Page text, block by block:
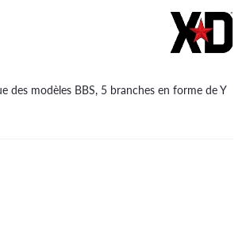
des modèles BBS, 5 branches en forme de Y